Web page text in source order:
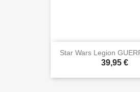
Star Wars Legion
39,95 €